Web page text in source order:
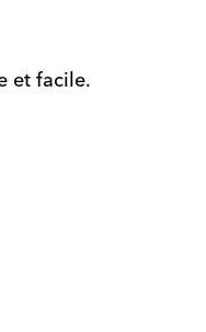
et facile.